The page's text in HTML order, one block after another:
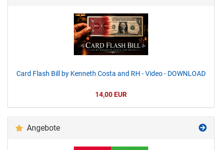
Card Flash Bill by Kenneth Costa and RH - Video - DOWNLOAD
14,00 EUR
Angebote